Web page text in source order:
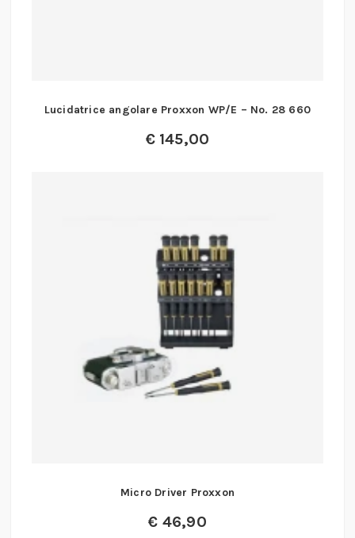
Lucidatrice angolare Proxxon WP/E – No. 28 660
€145,00
Micro Driver Proxxon
€ 46,90